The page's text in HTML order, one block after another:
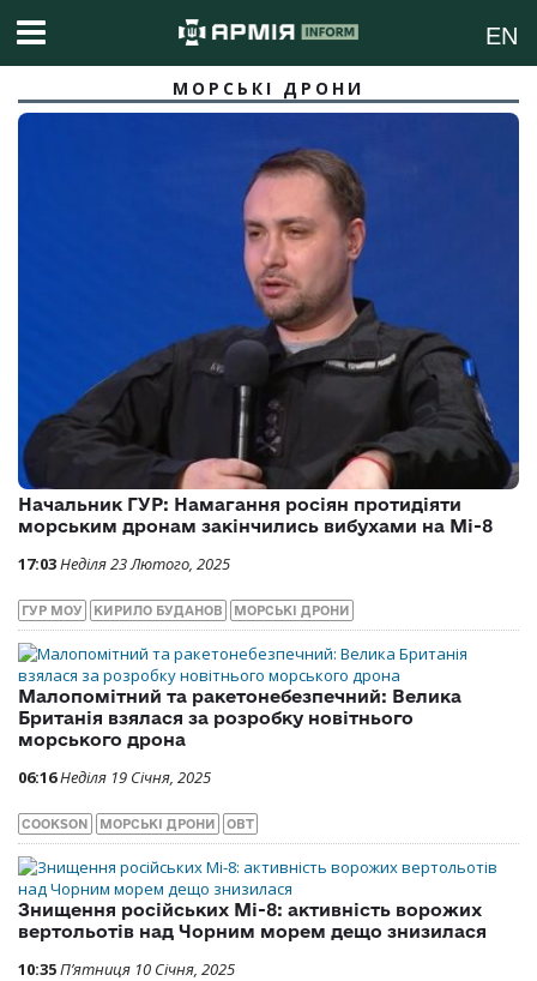
EN
МОРСЬКІ ДРОНИ
Начальник ГУР: Намагання росіян протидіяти
морським дронам закінчились вибухами на Мі-8
17:03Неділя 23 Лютого, 2025
ГУР МОУ КИРИЛО БУДАНОВ МОРСЬКІ ДРОНИ
Малопомітний та ракетонебезпечний: Велика
Британія взялася за розробку новітнього
морського дрона
06:16Неділя 19 Січня, 2025
COOKSON МОРСЬКІ ДРОНИ ОВТ
Знищення російських Мі-8: активність ворожих
вертольотів над Чорним морем дещо знизилася
10:35П’ятниця 10 Січня, 2025